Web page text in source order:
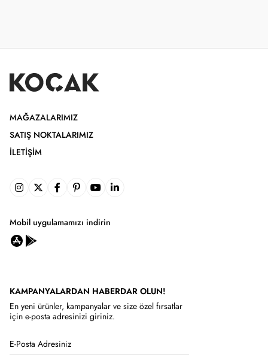
MAĞAZALARIMIZ
SATIŞ NOKTALARIMIZ
İLETIŞIM
Mobil uygulamamızı indirin
KAMPANYALARDAN HABERDAR OLUN!
En yeni ürünler, kampanyalar ve size özel fırsatlar
için e-posta adresinizi giriniz.